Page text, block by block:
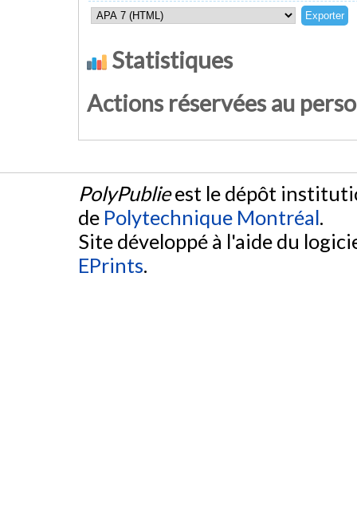
Statistiques
Actions réservées au
PolyPublieest le dépôt
de Polytechnique Montréal.
Site développé à l'aide du
EPrints.